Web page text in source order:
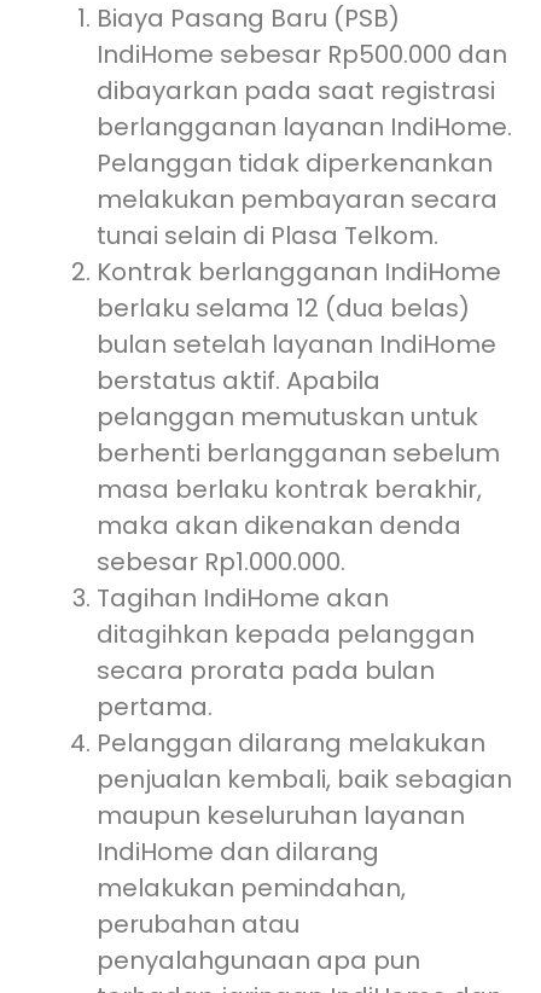
Biaya Pasang Baru (PSB)
IndiHome sebesar Rp500.000 dan
dibayarkan pada saat registrasi
berlangganan layanan IndiHome.
Pelanggan tidak diperkenankan
melakukan pembayaran secara
tunai selain di Plasa Telkom.
Kontrak berlangganan IndiHome
berlaku selama 12 (dua belas)
bulan setelah layanan IndiHome
berstatus aktif. Apabila
pelanggan memutuskan untuk
berhenti berlangganan sebelum
masa berlaku kontrak berakhir,
maka akan dikenakan denda
sebesar Rp1.000.000.
Tagihan IndiHome akan
ditagihkan kepada pelanggan
secara prorata pada bulan
pertama.
Pelanggan dilarang melakukan
penjualan kembali, baik sebagian
maupun keseluruhan layanan
IndiHome dan dilarang
melakukan pemindahan,
perubahan atau
penyalahgunaan apa pun